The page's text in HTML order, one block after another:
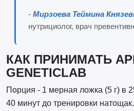
- Мирзоева Теймина
нутрициолог, врач
КАК ПРИНИМАТЬ
GENETICLAB
Порция - 1 мерная ложка (5 г) в
40 минут до тренировки